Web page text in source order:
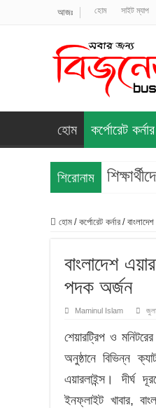
আজঃ হোম সাইট ম্যাপ
হোম কর্পোরেট কর্নার
শিরোনাম
হোম / কর্পোরেট কর্নার /
বাংলাদেশ
পদক অর্জন
Maminul Islam
শেয়ারট্রিপ ও
অনুষ্ঠানে বিভিন্ন
এয়ারলাইন্স। দীর্ঘ
ইনফ্লাইট খাবার,